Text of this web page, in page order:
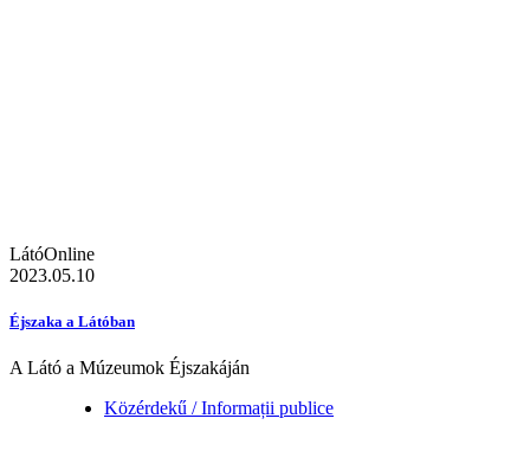
LátóOnline
2023.05.10
Éjszaka a Látóban
A Látó a Múzeumok Éjszakáján
Közérdekű / Informații publice